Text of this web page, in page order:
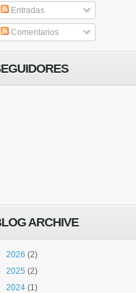
Entradas
Comentarios
ARCHIVE
2026 (2)
2025 (2)
2024 (1)